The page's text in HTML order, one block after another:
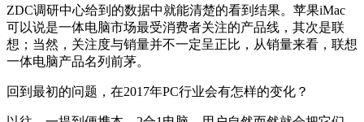
ZDC调研中心给到的数据中就能清楚的看到结果。苹果iMac
可以说是一体电脑市场最受消费者关注的产品线，其次是联
想；当然，关注度与销量并不一定呈正比，从销量来看，联想
一体电脑产品名列前茅。
回到最初的问题，在2017年PC行业会有怎样的变化？